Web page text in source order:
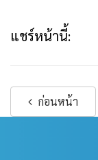
แชร์หน้านี้:
ก่อนหน้า